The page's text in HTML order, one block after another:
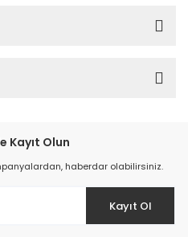
Kayıt Olun
haberdar olabilirsiniz.
Kayıt Ol